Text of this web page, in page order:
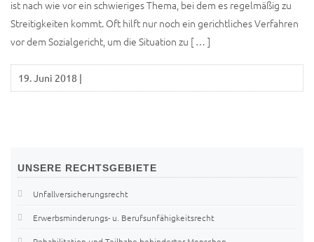
ist nach wie vor ein schwie­ri­ges The­ma, bei dem es regel­mä­ßig zu
Strei­tig­kei­ten kommt. Oft hilft nur noch ein gericht­li­ches Ver­fah­ren
vor dem Sozi­al­ge­richt, um die Situa­ti­on zu [ … ]
19. Juni 2018 |
UNSERE RECHTSGEBIETE
Unfallversicherungsrecht
Erwerbsminderungs- u. Berufsunfähigkeitsrecht